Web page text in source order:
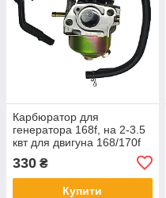
Карбюратор для
генератора 168f, на 2-3.5
квт для двигуна 168/170f
330 ₴
Купити